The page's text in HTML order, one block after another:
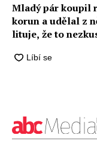
Mladý pár koupil
korun a udělal z
lituje, že to